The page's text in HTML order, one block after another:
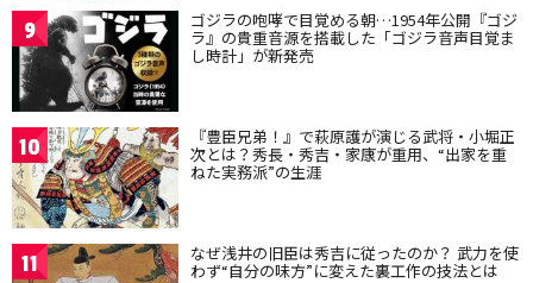
9 ゴジラの咆哮で目覚める朝…1954年公開『ゴジ
ラ』の貴重音源を搭載した「ゴジラ音声目覚ま
し時計」が新発売
10 『豊臣兄弟！』で萩原護が演じる武将・小堀正
次とは？秀長・秀吉・家康が重用、“出家を重
ねた実務派”の生涯
11 なぜ浅井の旧臣は秀吉に従ったのか？ 武力を使
わず“自分の味方”に変えた裏工作の技法とは